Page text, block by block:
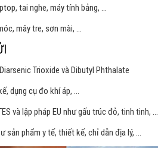
tai nghe, máy tính bảng, …
mây tre, sơn mài, …
Trioxide và Dibutyl Phthalate
dụng cụ đo khí áp, …
và lập pháp EU như gấu trúc đỏ, tinh tinh, …
sản phẩm y tế, thiết kế, chỉ dẫn địa lý, …